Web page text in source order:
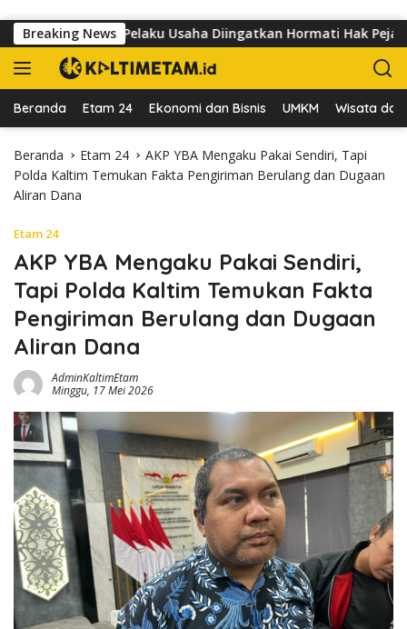
Breaking News
Pelaku Usaha Diingatkan Hormati Hak Pejalan Kaki
Beranda Etam 24 Ekonomi dan Bisnis UMKM Wisata dan
Beranda Etam 24
AKP YBA Mengaku Pakai Sendiri, Tapi
Polda Kaltim Temukan Fakta Pengiriman Berulang dan Dugaan
Aliran Dana
Etam 24
AKP YBA Mengaku Pakai Sendiri,
Tapi Polda Kaltim Temukan Fakta
Pengiriman Berulang dan Dugaan
Aliran Dana
AdminKaltimEtam
Minggu, 17 Mei 2026